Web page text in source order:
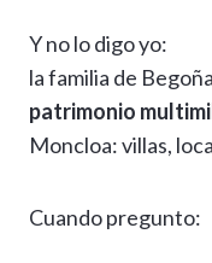
Y no lo digo yo:
la familia de
patrimonio
Moncloa: villas,
Cuando pregunto: